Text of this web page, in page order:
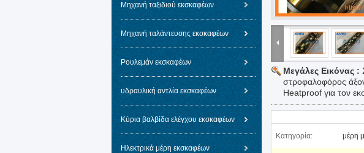
Μηχανή ταξιδιού εκσκαφέων
Μηχανή ταλάντευσης εκσκαφέων
Ρουλεμάν εκσκαφέων
υδραυλική αντλία εκσκαφέων
Κύρια βαλβίδα ελέγχου εκσκαφέων
Ηλεκτρικά μέρη εκσκαφέων
Μεγάλες Εικόνας :
στροφαλοφόρος
Heatproof για τον
Κατηγορία: μέρη